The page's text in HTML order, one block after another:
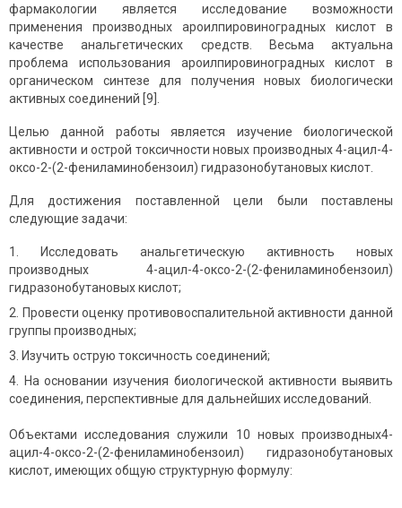
фармакологии является исследование возможности
применения производных ароилпировиноградных кислот в
качестве анальгетических средств. Весьма актуальна
проблема использования ароилпировиноградных кислот в
органическом синтезе для получения новых биологически
активных соединений [9].
Целью данной работы является изучение биологической
активности и острой токсичности новых производных 4-ацил-4-
оксо-2-(2-фениламинобензоил) гидразонобутановых кислот.
Для достижения поставленной цели были поставлены
следующие задачи:
Исследовать анальгетическую активность новых
производных 4-ацил-4-оксо-2-(2-фениламино­бензоил)
гидразонобутановых кислот;
Провести оценку противовоспалительной активности данной
группы производных;
Изучить острую токсичность соединений;
На основании изучения биологической активности выявить
соединения, перспективные для дальнейших исследований.
Объектами исследования служили 10 новых производных4-
ацил-4-оксо-2-(2-фениламинобензоил) гидразонобутановых
кислот, имеющих общую структурную формулу: